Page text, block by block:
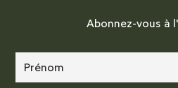
Abonnez-vous à